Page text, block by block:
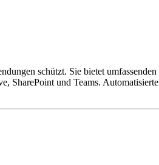
schützt. Sie bietet
und Teams.